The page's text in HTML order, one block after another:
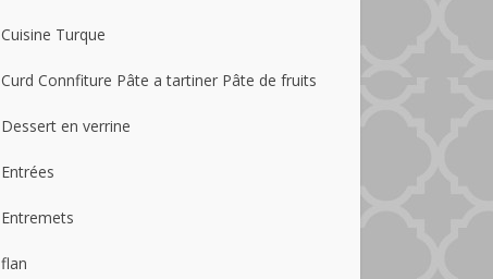
Cuisine Turque
Curd Connfiture Pâte a tartiner Pâte de fruits
Dessert en verrine
Entrées
Entremets
flan